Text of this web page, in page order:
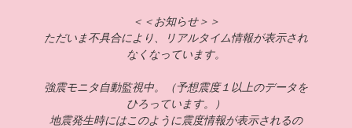
＜＜お知らせ＞＞
ただいま不具合により、リアルタイム情報が表示され
なくなっています。
強震モニタ自動監視中。（予想震度１以上のデータを
ひろっています。）
地震発生時にはこのように震度情報が表示されるの